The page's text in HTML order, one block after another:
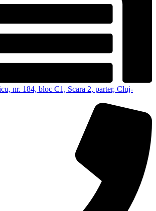
nr. 184, bloc C1, Scara 2, parter, Cluj-